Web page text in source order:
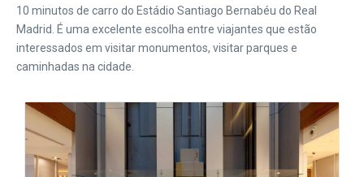
10 minutos de carro do Estádio Santiago Bernabéu do Real
Madrid. É uma excelente escolha entre viajantes que estão
interessados em visitar monumentos, visitar parques e
caminhadas na cidade